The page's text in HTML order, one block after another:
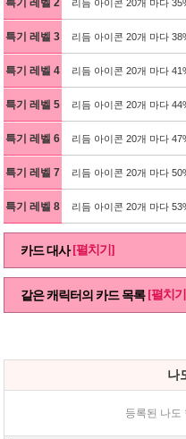
리듬 아이콘 20개 마다
특기 레벨 3 리듬 아이콘 20개 마다
특기 레벨 4 리듬 아이콘 20개 마다
특기 레벨 5 리듬 아이콘 20개 마다
특기 레벨 6 리듬 아이콘 20개 마다
특기 레벨 7 리듬 아이콘 20개 마다
특기 레벨 8 리듬 아이콘 20개 마다
카드 대사 [펼치기]
같은 캐릭터의 카드 목록 [펼치
나
등록된 나도